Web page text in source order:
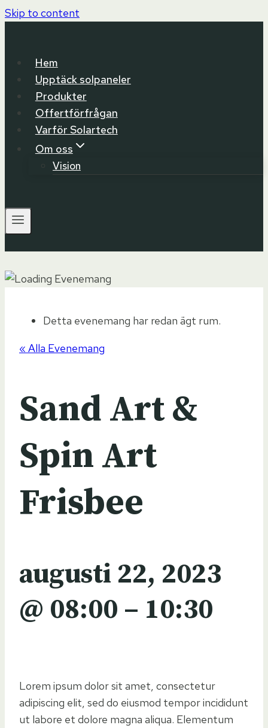
Skip to content
Hem
Upptäck solpaneler
Produkter
Offertförfrågan
Varför Solartech
Om oss
Vision
Detta evenemang har redan ägt rum.
« Alla Evenemang
Sand Art &
Spin Art
Frisbee
augusti 22, 2023
@ 08:00 – 10:30
Lorem ipsum dolor sit amet, consectetur
adipiscing elit, sed do eiusmod tempor incididunt
ut labore et dolore magna aliqua. Elementum